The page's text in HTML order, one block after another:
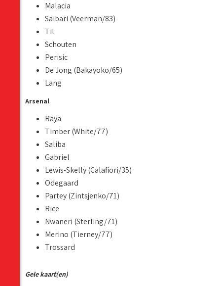
Malacia
Saibari (Veerman/83)
Til
Schouten
Perisic
De Jong (Bakayoko/65)
Lang
Arsenal
Raya
Timber (White/77)
Saliba
Gabriel
Lewis-Skelly (Calafiori/35)
Odegaard
Partey (Zintsjenko/71)
Rice
Nwaneri (Sterling/71)
Merino (Tierney/77)
Trossard
Gele kaart(en)